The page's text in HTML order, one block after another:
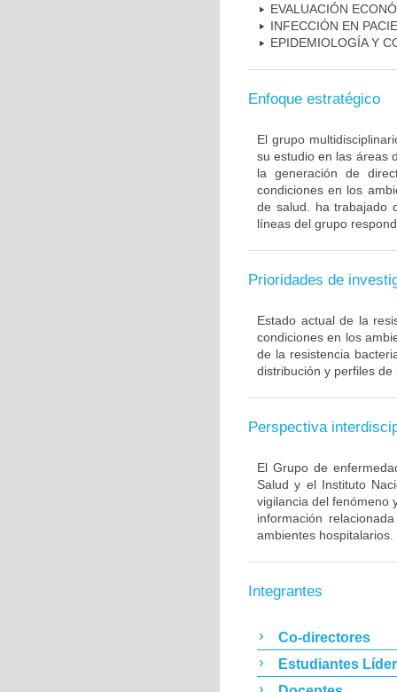
EVALUACIÓN
INFECCIÓN EN
EPIDEMIOLOGÍA Y
Enfoque estratégico
El grupo
su estudio en las áreas
la generación de
condiciones en los
de salud. ha trabajado
líneas del grupo
Prioridades de
Estado actual de la
condiciones en los
de la resistencia
distribución y perfiles de
Perspectiva
El Grupo de
Salud y el Instituto
vigilancia del fenómeno
información
ambientes hospitalarios.
Integrantes
Co-directores
Estudiantes